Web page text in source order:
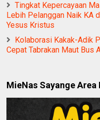
Tingkat Kepercayaan
Lebih Pelanggan Naik KA
Yesus Kristus
Kolaborasi Kakak-Adik
Cepat Tabrakan Maut Bus
MieNas Sayange